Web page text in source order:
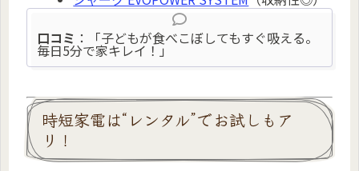
口コミ ：「子どもが食べこぼしてもすぐ吸える。
毎日5分で家キレイ！」
時短家電は“レンタル”でお試しもア
リ！